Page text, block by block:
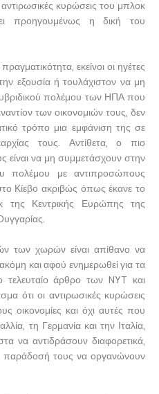
κυρώσεις του μπλοκ
προηγουμένως η δική του
εκείνοι οι ηγέτες
εξουσία ή τουλάχιστον να μη
πολέμου των ΗΠΑ που
των οικονομιών τους, δεν
τρόπο μια εμφάνιση της σε
τους. Αντίθετα, ο πιο
είναι να μη συμμετάσχουν στην
πολέμου με αντιπροσώπους
Κίεβο ακριβώς όπως έκανε το
της Κεντρικής Ευρώπης της
των χωρών είναι απίθανο να
και αφού ενημερωθεί για τα
τελευταίο άρθρο των NYT και
ότι οι αντιρωσικές κυρώσεις
οικονομίες και όχι αυτές που
τη Γερμανία και την Ιταλία,
να αντιδράσουν διαφορετικά,
παράδοσή τους να οργανώνουν